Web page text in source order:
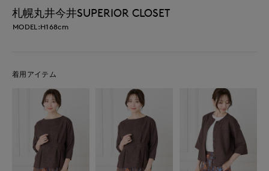
札幌丸井今井SUPERIOR CLOSET
MODEL:H168cm
着用アイテム